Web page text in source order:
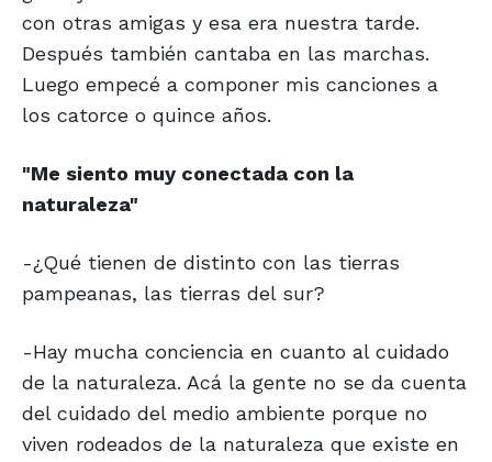
con otras amigas y esa era nuestra tarde.
Después también cantaba en las marchas.
Luego empecé a componer mis canciones a
los catorce o quince años.
"Me siento muy conectada con la
naturaleza"
-¿Qué tienen de distinto con las tierras
pampeanas, las tierras del sur?
-Hay mucha conciencia en cuanto al cuidado
de la naturaleza. Acá la gente no se da cuenta
del cuidado del medio ambiente porque no
viven rodeados de la naturaleza que existe en